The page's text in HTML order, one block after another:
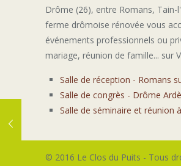
Drôme (26), entre Romans, Tain-
ferme drômoise rénovée vous
événements professionnels ou
mariage, réunion de famille... sur
Salle de réception - Romans
Salle de congrès - Drôme
Salle de séminaire et réunion
© 2016 Le Clos du Puits - Tous